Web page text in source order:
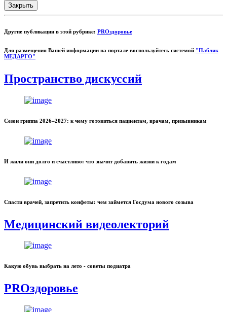
Закрыть
Другие публикации в этой рубрике: PROздоровье
Для размещения Вашей информации на портале воспользуйтесь системой "Паблик
МЕДАРГО"
Пространство дискуссий
Сезон гриппа 2026–2027: к чему готовиться пациентам, врачам, призывникам
И жили они долго и счастливо: что значит добавить жизни к годам
Спасти врачей, запретить конфеты: чем займется Госдума нового созыва
Медицинский видеолекторий
Какую обувь выбрать на лето - советы подиатра
PROздоровье